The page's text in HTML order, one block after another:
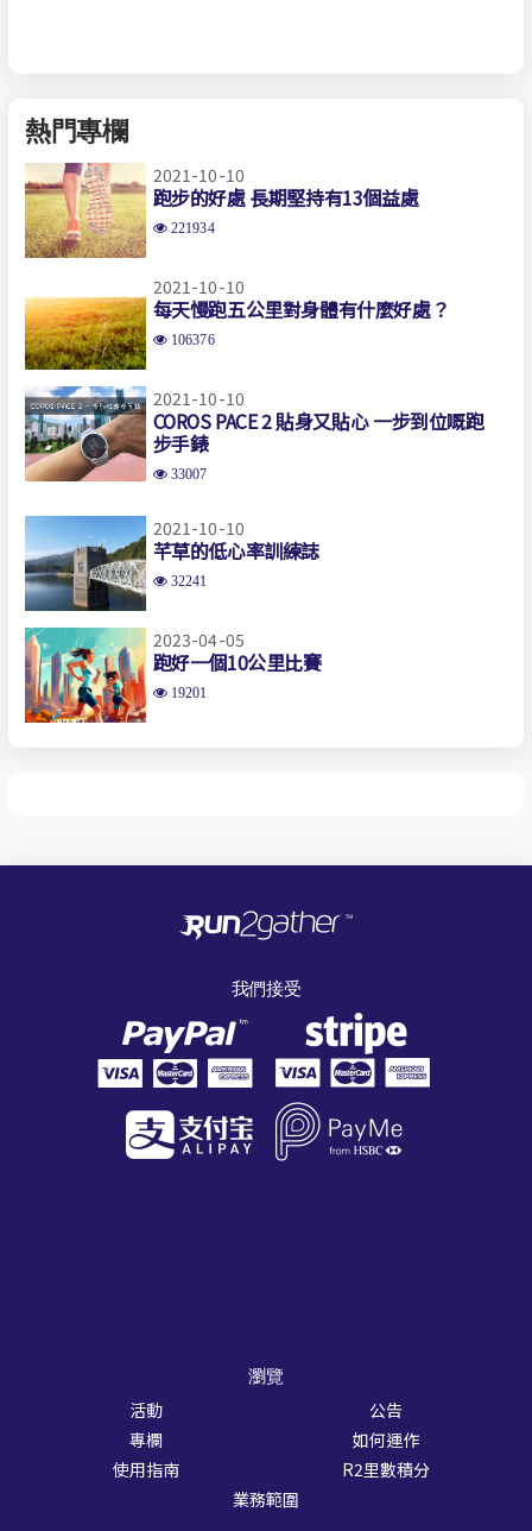
熱門專欄
2021-10-10
跑步的好處 長期堅持有13個益處
221934
2021-10-10
每天慢跑五公里對身體有什麼好處？
106376
2021-10-10
COROS PACE 2 貼身又貼心 一步到位嘅跑
步手錶
33007
2021-10-10
芊草的低心率訓練誌
32241
2023-04-05
跑好一個10公里比賽
19201
我們接受
瀏覽
活動
公告
專欄
如何運作
使用指南
R2里數積分
業務範圍